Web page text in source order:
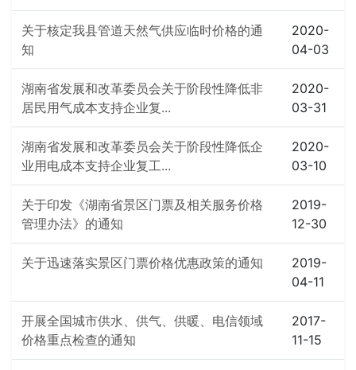
关于核定我县管道天然气供应临时价格的通
知
2020-
04-03
湖南省发展和改革委员会关于阶段性降低非
居民用气成本支持企业复...
2020-
03-31
湖南省发展和改革委员会关于阶段性降低企
业用电成本支持企业复工...
2020-
03-10
关于印发《湖南省景区门票及相关服务价格
管理办法》的通知
2019-
12-30
关于迅速落实景区门票价格优惠政策的通知
2019-
04-11
开展全国城市供水、供气、供暖、电信领域
价格重点检查的通知
2017-
11-15